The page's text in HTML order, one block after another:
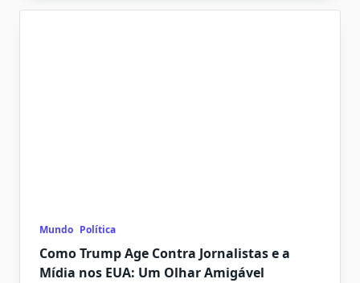
Mundo Política
Como Trump Age Contra Jornalistas e a
Mídia nos EUA: Um Olhar Amigável